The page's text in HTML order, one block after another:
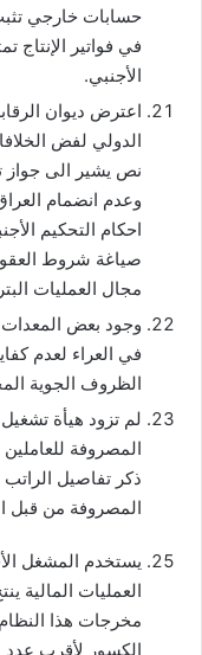
حسابات خارجي
في فواتير الإنتاج
الأجنبي.
اعترض ديوان
الدولي لفض
نص يشير الى جواز
وعدم انضمام
احكام التحكيم
صياغة شروط
مجال العمليات
وجود بعض المعدات
في العراء لعدم
الظروف الجوية
لم تزود هيأة
المصروفة
ذكر تفاصيل
المصروفة من قبل
يستخدم المشغل
مخرجات هذا
الكسور لأقرب